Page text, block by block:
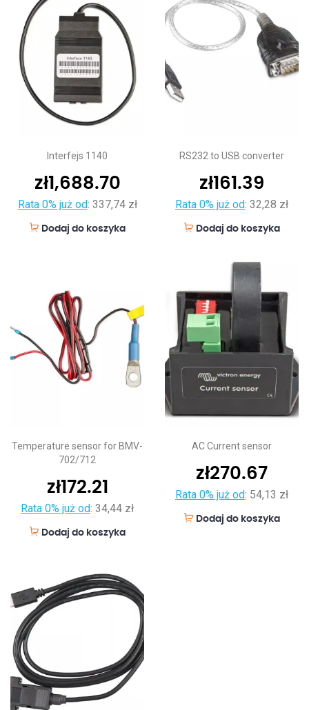
Interfejs 1140
zł1,688.70
Rata 0% już od: 337,74 zł
Dodaj do koszyka
RS232 to USB converter
zł161.39
Rata 0% już od: 32,28 zł
Dodaj do koszyka
Temperature sensor for BMV-
702/712
zł172.21
Rata 0% już od: 34,44 zł
Dodaj do koszyka
AC Current sensor
zł270.67
Rata 0% już od: 54,13 zł
Dodaj do koszyka